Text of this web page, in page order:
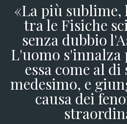
«La più
tra le Fisiche
senza dubbio
L'uomo s'innalza
essa come al di
medesimo, e
causa dei